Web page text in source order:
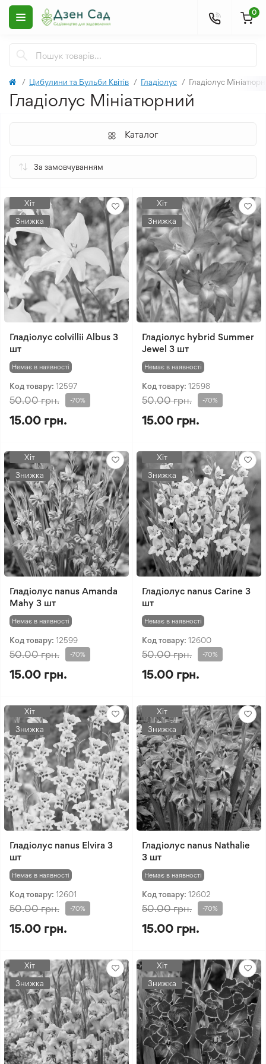
0
Цибулини та Бульби Квітів Гладіолус Гладіолус
Гладіолус Мініатюрний
Каталог
Хіт
Знижка
Гладіолус colvillii Albus 3
шт
Немає в наявності
Код товару: 12597
50.00 грн. -70%
15.00 грн.
Хіт
Знижка
Гладіолус hybrid Summer
Jewel 3 шт
Немає в наявності
Код товару: 12598
50.00 грн. -70%
15.00 грн.
Хіт
Знижка
Гладіолус nanus Amanda
Mahy 3 шт
Немає в наявності
Код товару: 12599
50.00 грн. -70%
15.00 грн.
Хіт
Знижка
Гладіолус nanus Carine 3
шт
Немає в наявності
Код товару: 12600
50.00 грн. -70%
15.00 грн.
Хіт
Знижка
Гладіолус nanus Elvira 3
шт
Немає в наявності
Код товару: 12601
50.00 грн. -70%
15.00 грн.
Хіт
Знижка
Гладіолус nanus Nathalie
3 шт
Немає в наявності
Код товару: 12602
50.00 грн. -70%
15.00 грн.
Хіт
Знижка
Хіт
Знижка